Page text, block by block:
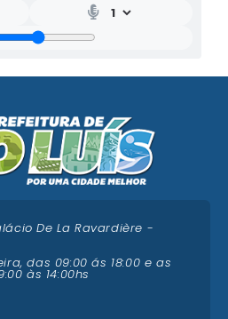
Avenida Leste-Oeste,
Antônio, s/n – Tibiri
do Fio, s/n – Vila Itamar
De La Ravardière -
das 09:00 ás 18:00 e as
às 14:00hs